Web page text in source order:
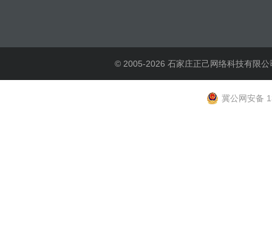
© 2005-2026 石家庄正己网络科技有限
冀公网安备